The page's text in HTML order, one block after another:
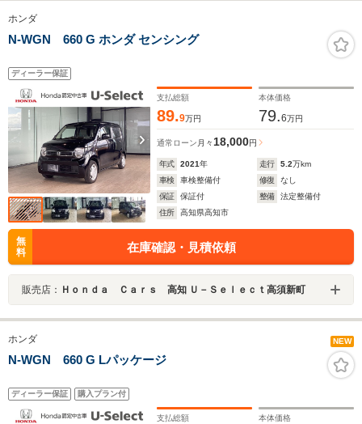
ホンダ
N-WGN 660 G ホンダ センシング
ディーラー保証
支払総額
89.9万円
本体価格
79.6万円
通常ローン 月々18,000円
年式 2021年 走行 5.2万km
車検
車検整備付 修復
なし
保証
保証付 整備
法定整備付
住所
高知県高知市
無
料
在庫確認・見積依頼
販売店： Ｈｏｎｄａ Ｃａｒｓ 高知 Ｕ－Ｓｅｌｅｃｔ高須新町
ホンダ NEW
N-WGN 660 G Lパッケージ
ディーラー保証 購入プラン付
支払総額 本体価格